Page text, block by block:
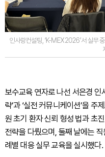
인사랑컨설팅, ‘K-MEX 2026’서 실무
보수교육 연자로 나선 서은경 인
략’과 ‘실전 커뮤니케이션’을 주
원 초기 환자 신뢰 형성 법과 초
전략을 다뤘으며, 둘째 날에는
례별 대응 실무 교육을 실시했다.